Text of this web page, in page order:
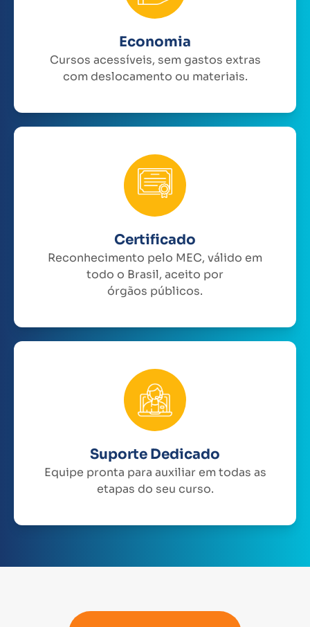
Economia
Cursos acessíveis, sem gastos extras
com deslocamento ou materiais.
Certificado
Reconhecimento pelo MEC, válido em
todo o Brasil, aceito por
órgãos públicos.
Suporte Dedicado
Equipe pronta para auxiliar em todas as
etapas do seu curso.